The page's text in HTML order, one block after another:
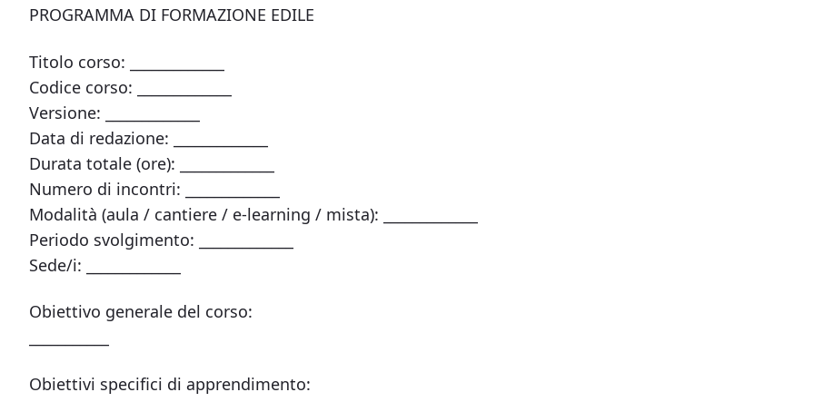
PROGRAMMA DI FORMAZIONE EDILE
Titolo corso: _____________
Codice corso: _____________
Versione: _____________
Data di redazione: _____________
Durata totale (ore): _____________
Numero di incontri: _____________
Modalità (aula / cantiere / e-learning / mista): _____________
Periodo svolgimento: _____________
Sede/i: _____________
Obiettivo generale del corso:
Obiettivi specifici di apprendimento: